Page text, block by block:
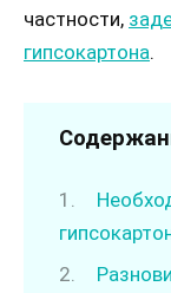
частности,
гипсокартона.